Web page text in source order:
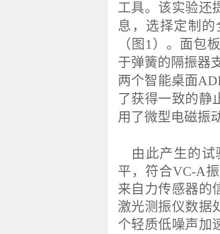
工具。该实验还
息，选择定制
（图1）。面包
于弹簧的隔振器
两个智能桌面
了获得一致的静
用了微型电磁振
由此产生的
平，符合VC-A
来自力传感器的
激光测振仪数据
个轻质低噪声加